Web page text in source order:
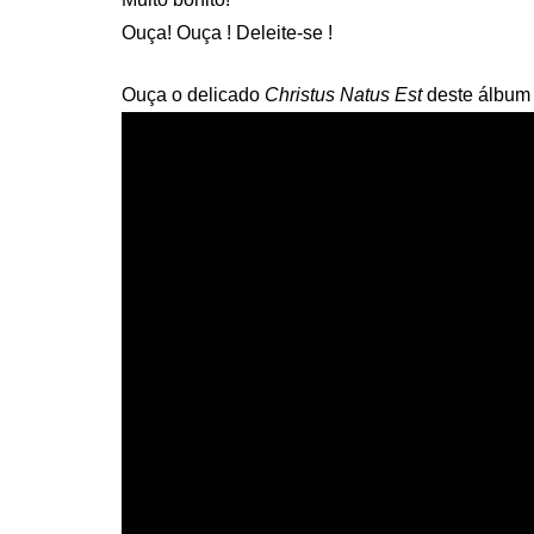
Ouça! Ouça ! Deleite-se !
Ouça o delicado Christus Natus Estdeste álbum